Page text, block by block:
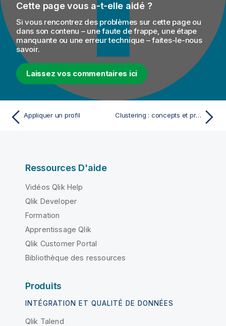
Cette page vous a-t-elle aidé ?
Si vous rencontrez des problèmes sur cette page ou
dans son contenu – une faute de frappe, une étape
manquante ou une erreur technique – faites-le-nous
savoir.
Laissez vos commentaires ici
Appliquer un profil Clustering : concepts et principes
Ressources D'aide
Vidéos Qlik Help
Qlik Developer
Formation
Apprentissage Qlik
Qlik Customer Portal
Bibliothèque des ressources
Produits
INTÉGRATION ET QUALITÉ DE DONNÉES
Qlik Talend